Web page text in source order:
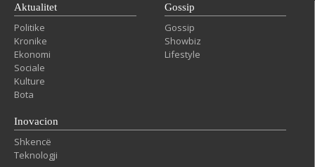
Aktualitet
Politike
Kronike
Ekonomi
Sociale
Kulture
Bota
Gossip
Gossip
Showbiz
Lifestyle
Inovacion
Shkencë
Teknologji